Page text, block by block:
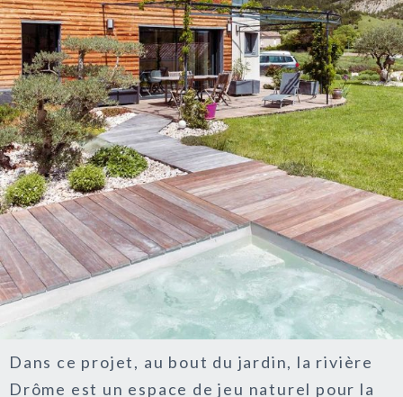
Dans ce projet, au bout du jardin, la rivière
Drôme est un espace de jeu naturel pour la